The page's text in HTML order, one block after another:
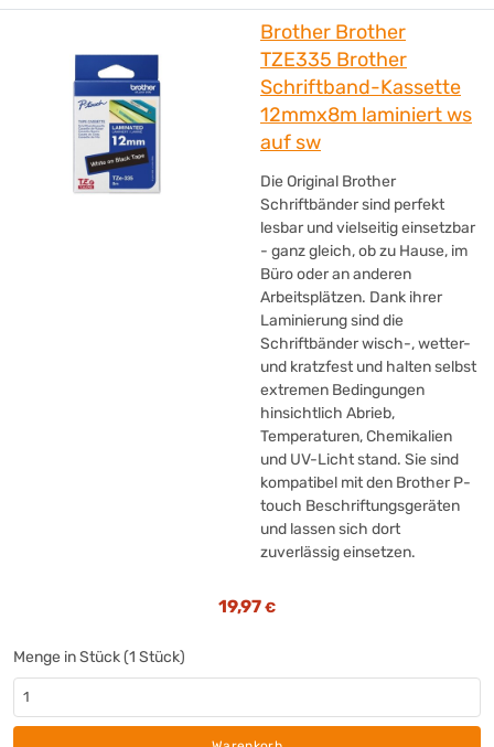
Brother Brother
TZE335 Brother
Schriftband-Kassette
12mmx8m laminiert ws
auf sw
Die Original Brother
Schriftbänder sind perfekt
lesbar und vielseitig einsetzbar
- ganz gleich, ob zu Hause, im
Büro oder an anderen
Arbeitsplätzen. Dank ihrer
Laminierung sind die
Schriftbänder wisch-, wetter-
und kratzfest und halten selbst
extremen Bedingungen
hinsichtlich Abrieb,
Temperaturen, Chemikalien
und UV-Licht stand. Sie sind
kompatibel mit den Brother P-
touch Beschriftungsgeräten
und lassen sich dort
zuverlässig einsetzen.
19,97 €
Menge in Stück (1 Stück)